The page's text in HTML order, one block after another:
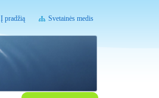
Svetainės medis
Į pradžią